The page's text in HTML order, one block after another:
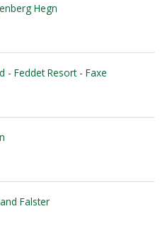
Hegn
- Feddet Resort - Faxe
Falster